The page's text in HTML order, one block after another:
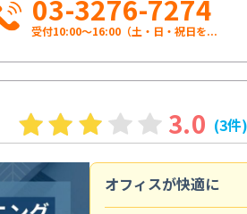
03-3276-7274
受付10:00〜16:00（土・日・祝日を...
3.0 (3件)
オフィスが快適に